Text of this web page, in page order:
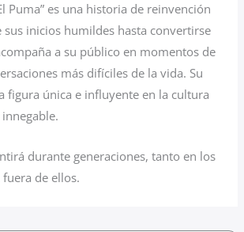
Puma” es una historia de reinvención
sus inicios humildes hasta convertirse
a su público en momentos de
más difíciles de la vida. Su
figura única e influyente en la cultura
durante generaciones, tanto en los
de ellos.